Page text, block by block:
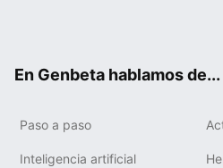
En Genbeta hablamos de...
Paso a paso
Inteligencia artificial